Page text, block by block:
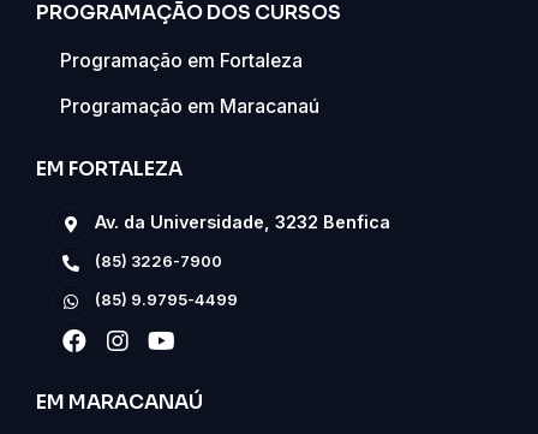
PROGRAMAÇÃO DOS CURSOS
Programação em Fortaleza
Programação em Maracanaú
EM FORTALEZA
Av. da Universidade, 3232 Benfica
(85) 3226-7900
(85) 9.9795-4499
EM MARACANAÚ